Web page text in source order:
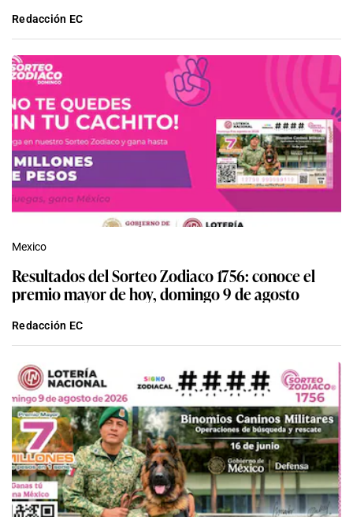
Redacción EC
Mexico
Resultados del Sorteo Zodiaco 1756: conoce el
premio mayor de hoy, domingo 9 de agosto
Redacción EC